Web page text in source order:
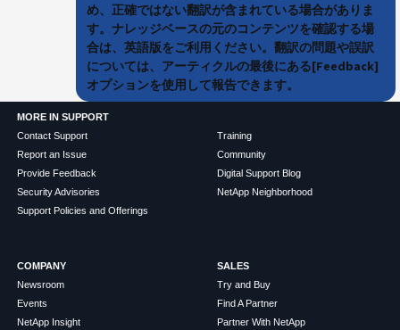
め、正確ではない翻訳が含まれている場合がありま
す。ナレッジベースの元のコンテンツを確認する場
合は、英語版をご利用ください。翻訳の問題や誤訳
については、アーティクルの最後にある[Feedback]
オプションを使用して報告できます。
MORE IN SUPPORT
Contact Support
Report an Issue
Provide Feedback
Security Advisories
Support Policies and Offerings
Training
Community
Digital Support Blog
NetApp Neighborhood
COMPANY
Newsroom
Events
NetApp Insight
SALES
Try and Buy
Find A Partner
Partner With NetApp